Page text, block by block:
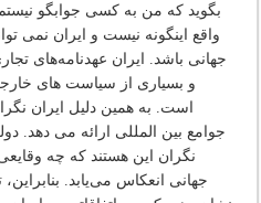
بگوید که من به کسی جوابگو
واقع اینگونه نیست و ایران نمی
جهانی باشد. ایران عهدنامه‌های
و بسیاری از سیاست های
است. به همین دلیل ایران
جوامع بین المللی ارائه می دهد.
نگران این هستند که چه
جهانی انعکاس می‌یابد.